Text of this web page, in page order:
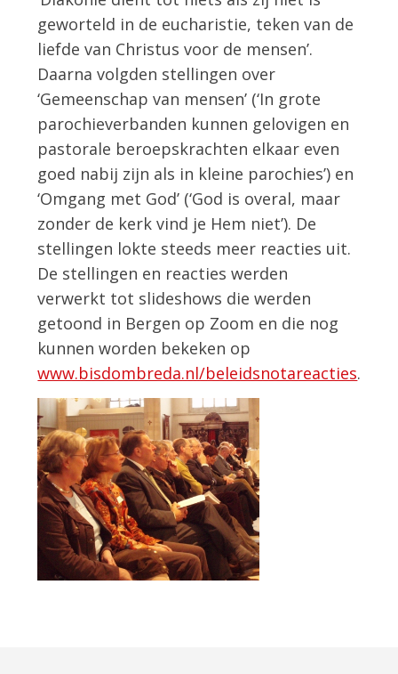
geworteld in de eucharistie, teken van de
liefde van Christus voor de mensen’.
Daarna volgden stellingen over
‘Gemeenschap van mensen’ (‘In grote
parochieverbanden kunnen gelovigen en
pastorale beroepskrachten elkaar even
goed nabij zijn als in kleine parochies’) en
‘Omgang met God’ (‘God is overal, maar
zonder de kerk vind je Hem niet’). De
stellingen lokte steeds meer reacties uit.
De stellingen en reacties werden
verwerkt tot slideshows die werden
getoond in Bergen op Zoom en die nog
kunnen worden bekeken op
www.bisdombreda.nl/beleidsnotareacties.